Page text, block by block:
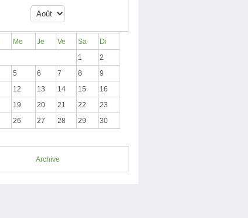
Me Je Ve Sa
Di
1
2
5 6 7 8
9
12 13 14 15
16
19 20 21 22
23
26 27 28 29
30
Archive